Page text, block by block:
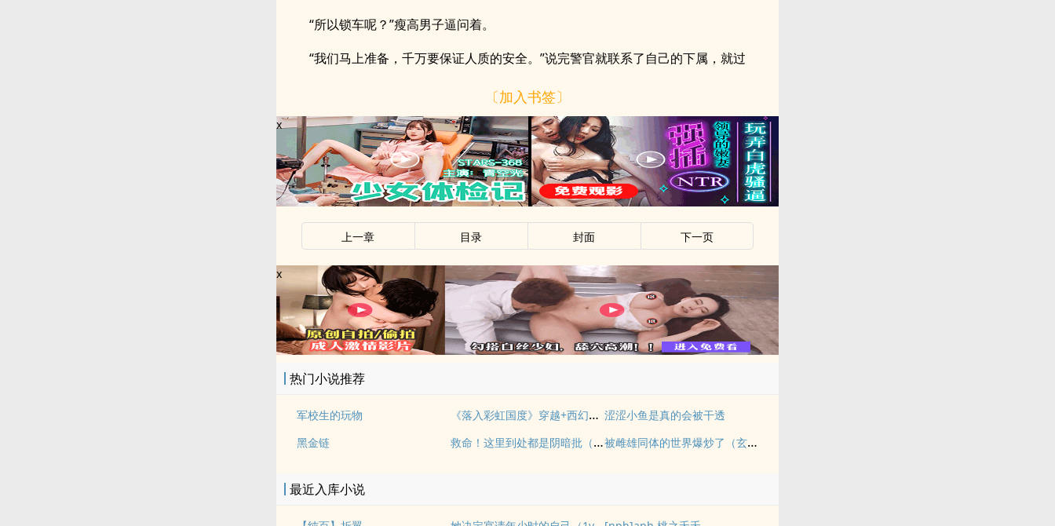
“所以锁车呢？”瘦高男子逼问着。
“我们马上准备，千万要保证人质的安全。”说完警官就联系了自己的下属，就过
〔加入书签〕
x
上一章 目录 封面 下一页
x
热门小说推荐
军校生的玩物 《落入彩虹国度》穿越+西幻+言情 涩涩小鱼是真的会被干透
黑金链
救命！这里到处都是阴暗批（西幻NPH） 被雌雄同体的世界爆炒了（玄幻nph）
最近入库小说